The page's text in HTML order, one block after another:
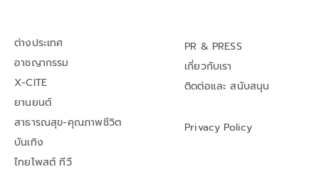
ต่างประเทศ
อาชญากรรม
X-CITE
ยานยนต์
สาธารณสุข-คุณภาพชีวิต
บันเทิง
ไทยโพสต์ ทีวี
PR & PRESS
เกี่ยวกับเรา
ติดต่อและ สนับสนุน
Privacy Policy